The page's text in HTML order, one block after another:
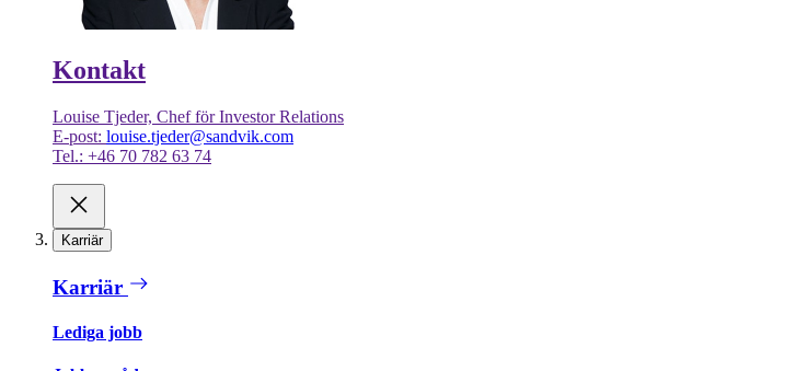
Kontakt
Louise Tjeder, Chef för Investor Relations
E-post: louise.tjeder@sandvik.com
Tel.: +46 70 782 63 74
Karriär
Karriär
Lediga jobb